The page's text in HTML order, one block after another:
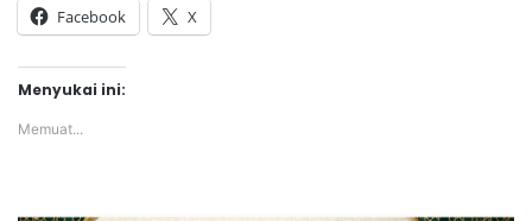
Facebook X
Menyukai ini:
Memuat...